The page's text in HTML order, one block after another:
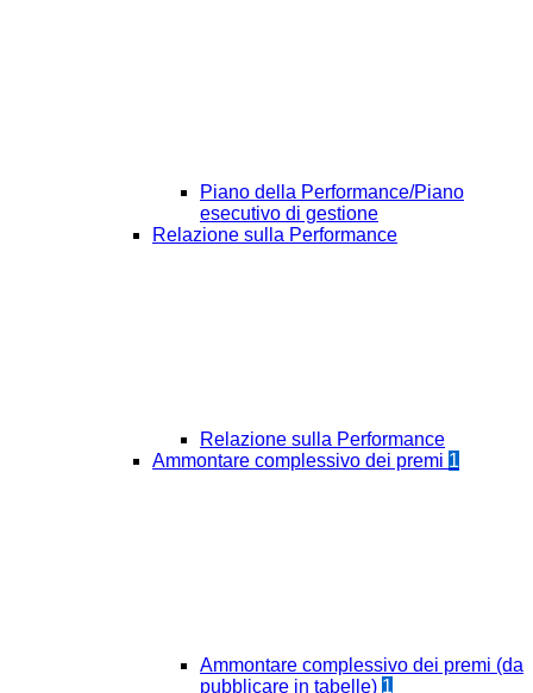
Piano della Performance/Piano
esecutivo di gestione
Relazione sulla Performance
Relazione sulla Performance
Ammontare complessivo dei premi 1
Ammontare complessivo dei premi (da
pubblicare in tabelle) 1